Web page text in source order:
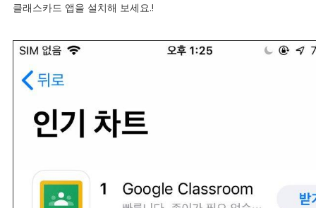
클래스카드 앱을 설치해 보세요.!